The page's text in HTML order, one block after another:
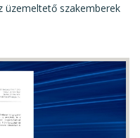
üzemeltető szakemberek